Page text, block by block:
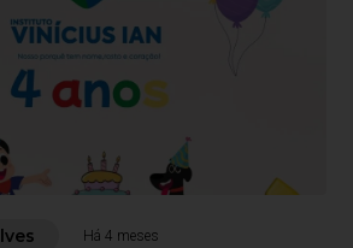
Há 4 meses